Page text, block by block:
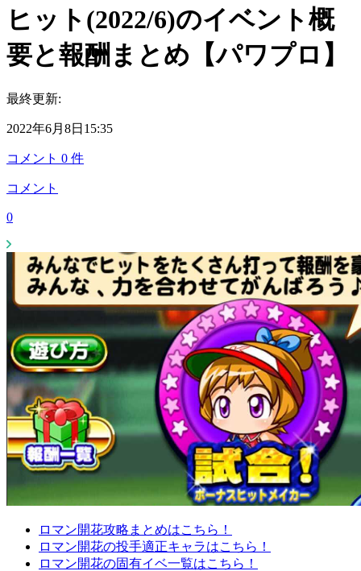
ヒット(2022/6)のイベント概
要と報酬まとめ【パワプロ】
最終更新:
2022年6月8日15:35
コメント 0 件
コメント
0
ロマン開花攻略まとめはこちら！
ロマン開花の投手適正キャラはこちら！
ロマン開花の固有イベ一覧はこちら！